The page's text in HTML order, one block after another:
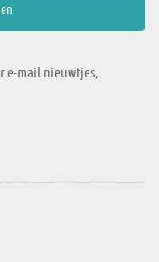
e-mail nieuwtjes,